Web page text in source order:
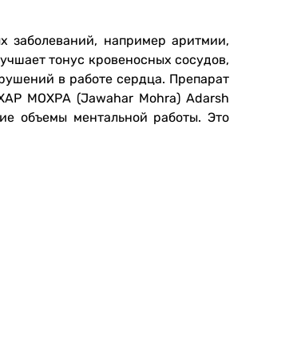
заболеваний, например аритмии,
тонус кровеносных сосудов,
в работе сердца. Препарат
МОХРА (Jawahar Mohra) Adarsh
объемы ментальной работы. Это